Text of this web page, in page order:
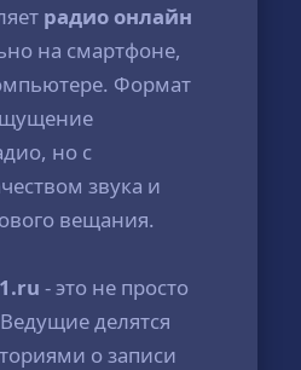
радио онлайн
на смартфоне,
Формат
но с
звука и
вещания.
- это не просто
делятся
о записи